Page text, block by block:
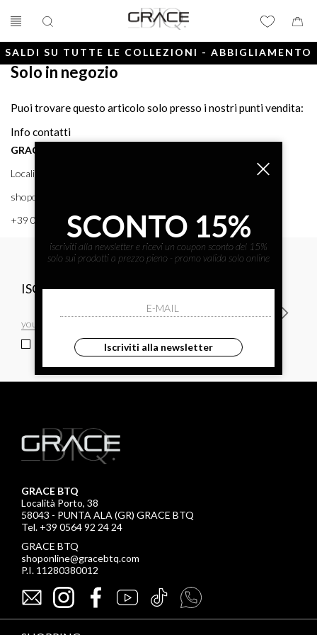
SALDI SU TUTTE LE COLLEZIONI - ABBIGLIAMENTO
Solo in negozio
Puoi trovare questo articolo solo presso i nostri punti vendita:
Info contatti
GRACE BTQ
Località Porto, 38 58043 - PUNTA ALA (GR) GRACE BTQ
shoponline@gracebtq.com
+39 0564 92 24 24
ISCRIVITI ALLA NEWSLETTER
ho letto ed accettato le condizioni sulla privacy.
GRACE BTQ
Località Porto, 38
58043 - PUNTA ALA (GR) GRACE BTQ
Tel. +39 0564 92 24 24
GRACE BTQ
shoponline@gracebtq.com
P.I. 11280380012
SCONTO 15%
iscriviti alla newsletter e ricevi un coupon sconto del 15%
solo sui prodotti a prezzo pieno - promo valida solo online
Iscriviti alla newsletter